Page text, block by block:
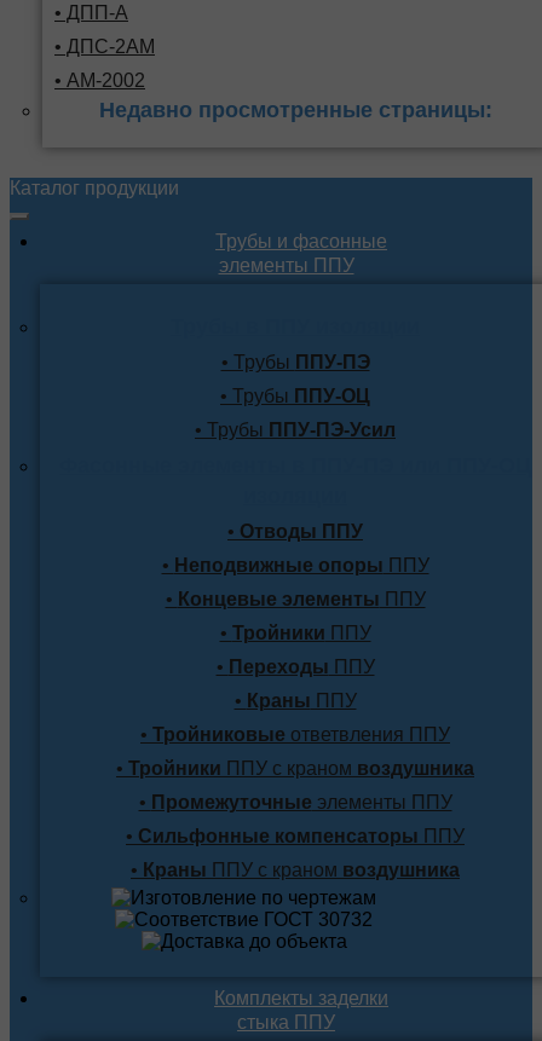
• ДПП-А
• ДПС-2АМ
• АМ-2002
Недавно просмотренные страницы:
Каталог продукции
Трубы и фасонные
элементы ППУ
• Трубы ППУ-ПЭ
• Трубы ППУ-ОЦ
• Трубы ППУ-ПЭ-Усил
• Отводы ППУ
• Неподвижные опоры ППУ
• Концевые элементы ППУ
• Тройники ППУ
• Переходы ППУ
• Краны ППУ
• Тройниковые ответвления ППУ
• Тройники ППУ с краном воздушника
• Промежуточные элементы ППУ
• Сильфонные компенсаторы ППУ
• Краны ППУ с краном воздушника
Комплекты заделки
стыка ППУ